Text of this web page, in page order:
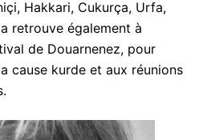
Hakkari, Cukurça, Urfa,
retrouve également à
de Douarnenez, pour
cause kurde et aux réunions